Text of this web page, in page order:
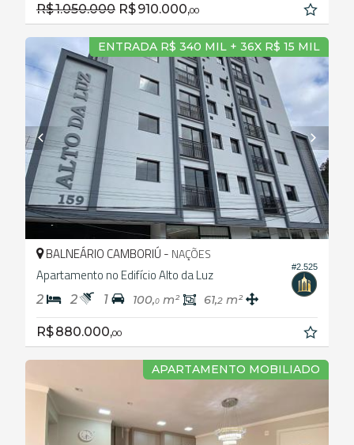
R$ 1.050.000 R$ 910.000,00
ENTRADA R$ 340 MIL + 36X R$ 15 MIL
#2.525
BALNEÁRIO CAMBORIÚ - NAÇÕES
Apartamento no Edifício Alto da Luz
2 2 1 100,0 m² 61,2 m²
R$ 880.000,00
APARTAMENTO MOBILIADO